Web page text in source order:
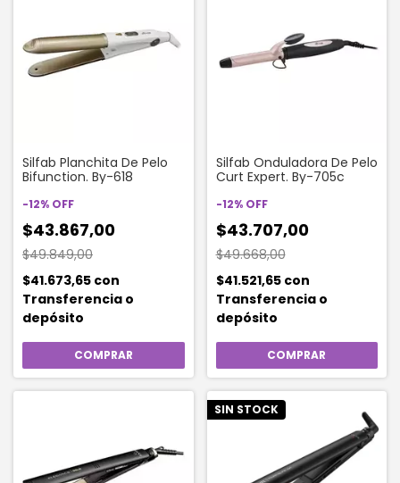
Silfab Planchita De Pelo
Bifunction. By-618
-12% OFF
$43.867,00
$49.849,00
$41.673,65 con
Transferencia o
depósito
Silfab Onduladora De Pelo
Curt Expert. By-705c
-12% OFF
$43.707,00
$49.668,00
$41.521,65 con
Transferencia o
depósito
SIN STOCK